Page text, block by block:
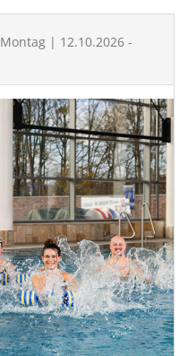
Montag | 12.10.2026 -